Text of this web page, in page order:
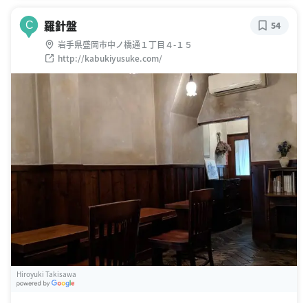
C 羅針盤
岩手県盛岡市中ノ橋通１丁目４-１５
http://kabukiyusuke.com/
54
Hiroyuki Takisawa